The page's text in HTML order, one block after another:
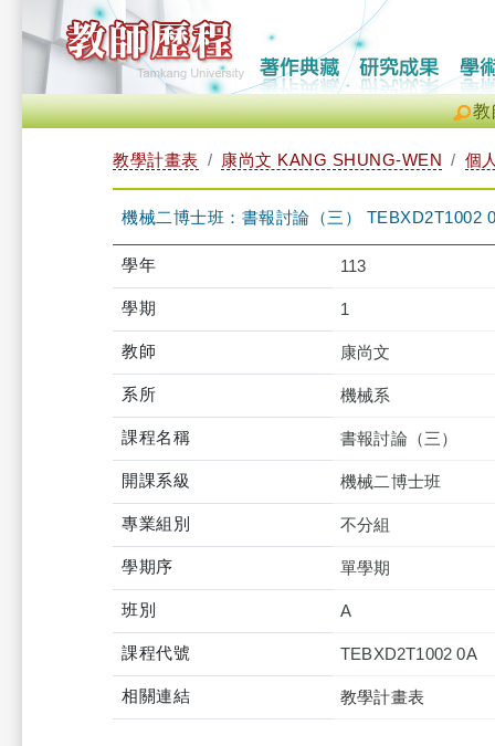
教
教學計畫表 康尚文 KANG SHUNG-WEN 個
機械二博士班：書報討論（三） TEBXD2T1002
學年 113
學期 1
教師 康尚文
系所 機械系
課程名稱 書報討論（三）
開課系級 機械二博士班
專業組別 不分組
學期序 單學期
班別 A
課程代號 TEBXD2T1002 0A
相關連結 教學計畫表